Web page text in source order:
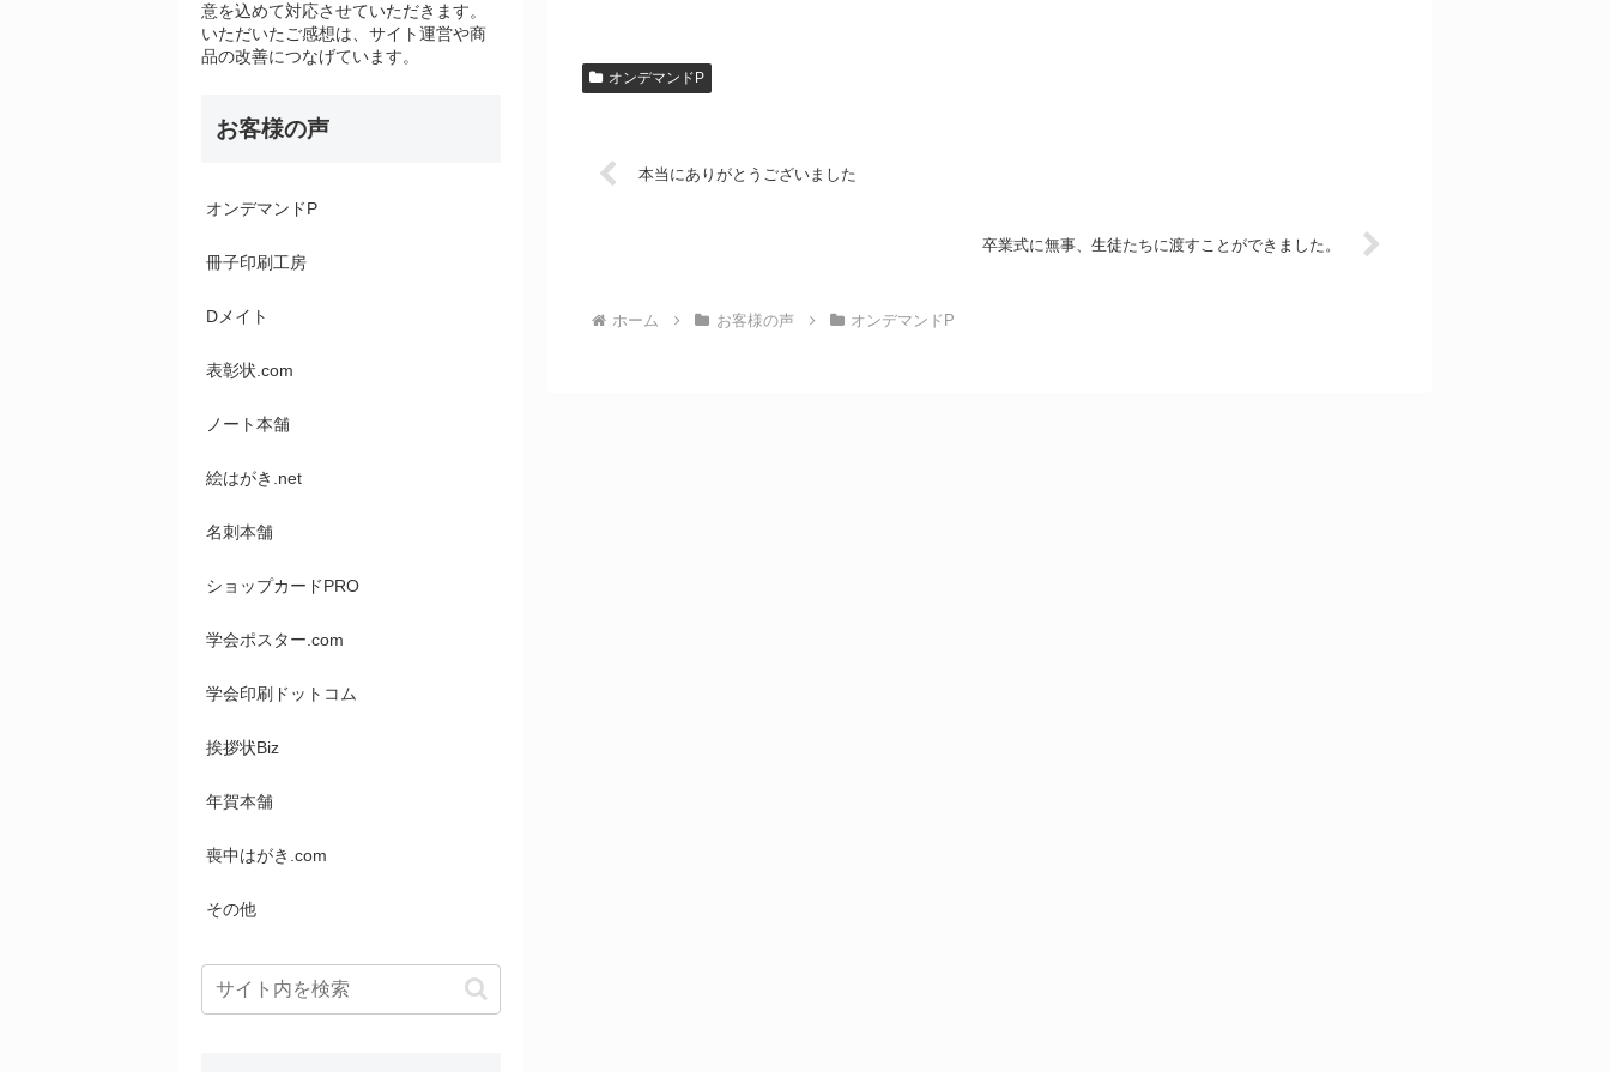
オンデマンドP
本当にありがとうございました
卒業式に無事、生徒たちに渡すことができました。
ホーム お客様の声 オンデマンドP
意を込めて対応させていただきます。
いただいたご感想は、サイト運営や商
品の改善につなげています。
お客様の声
オンデマンドP
冊子印刷工房
Dメイト
表彰状.com
ノート本舗
絵はがき.net
名刺本舗
ショップカードPRO
学会ポスター.com
学会印刷ドットコム
挨拶状Biz
年賀本舗
喪中はがき.com
その他